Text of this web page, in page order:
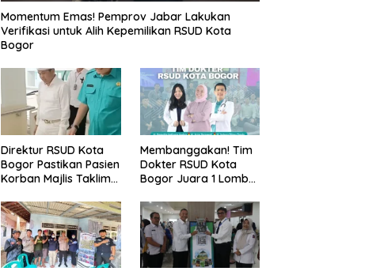
Momentum Emas! Pemprov Jabar Lakukan
Verifikasi untuk Alih Kepemilikan RSUD Kota
Bogor
Direktur RSUD Kota
Bogor Pastikan Pasien
Korban Majlis Taklim
Mendapatkan
Perawatan Maksimal
Membanggakan! Tim
Dokter RSUD Kota
Bogor Juara 1 Lomba
Pengakuan di Pentas
Medis Se-Bogor